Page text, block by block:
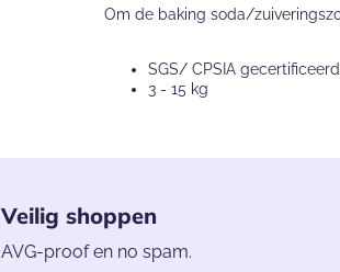
Om de baking soda/
SGS/ CPSIA gecertificeerd
3 - 15 kg
Veilig shoppen
AVG-proof en no spam.